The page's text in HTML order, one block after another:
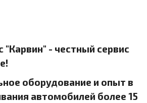
"Карвин" - честный сервис
оборудование и опыт в
автомобилей более 15